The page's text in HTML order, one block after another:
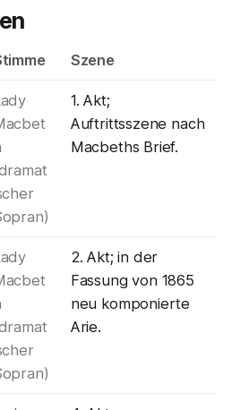
Szene
1. Akt;
Auftrittsszene nach
Macbeths Brief.
2. Akt; in der
Fassung von 1865
neu komponierte
Arie.